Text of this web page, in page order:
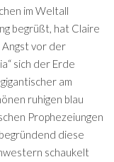
im Weltall
begrüßt, hat Claire
Angst vor der
sich der Erde
am
ruhigen blau
Prophezeiungen
diese
schaukelt